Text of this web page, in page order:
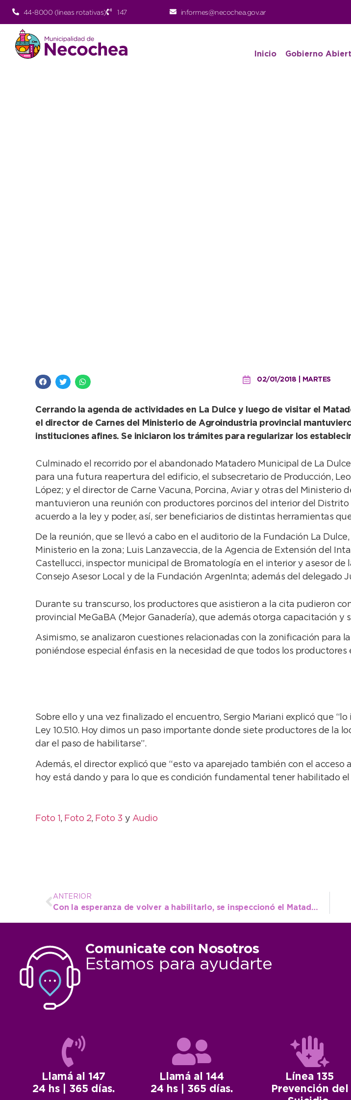
44-8000 (lineas rotativas) 147 informes@necochea.gov.ar
Inicio Gobierno
02/01/2018 | MARTES
Cerrando la agenda de actividades en La Dulce y luego de visitar el
el director de Carnes del Ministerio de Agroindustria provincial
instituciones afines. Se iniciaron los trámites para regularizar los
Culminado el recorrido por el abandonado Matadero Municipal de La
para una futura reapertura del edificio, el subsecretario de Producción,
López; y el director de Carne Vacuna, Porcina, Aviar y otras del Ministerio
mantuvieron una reunión con productores porcinos del interior del
acuerdo a la ley y poder, así, ser beneficiarios de distintas herramientas
De la reunión, que se llevó a cabo en el auditorio de la Fundación La
Ministerio en la zona; Luis Lanzaveccia, de la Agencia de Extensión del
Castellucci, inspector municipal de Bromatología en el interior y asesor de
Consejo Asesor Local y de la Fundación ArgenInta; además del delegado
Durante su transcurso, los productores que asistieron a la cita pudieron
provincial MeGaBA (Mejor Ganadería), que además otorga capacitación
Asimismo, se analizaron cuestiones relacionadas con la zonificación para
poniéndose especial énfasis en la necesidad de que todos los
Sobre ello y una vez finalizado el encuentro, Sergio Mariani explicó que
Ley 10.510. Hoy dimos un paso importante donde siete productores de la
dar el paso de habilitarse”.
Además, el director explicó que “esto va aparejado también con el
hoy está dando y para lo que es condición fundamental tener habilitado
Foto 1, Foto 2, Foto 3 y Audio
ANTERIOR
Con la esperanza de volver a habilitarlo, se inspeccionó el Matadero de La Dulce
Comunicate con Nosotros
Estamos para ayudarte
Llamá al 147
24 hs | 365 días.
Llamá al 144
24 hs | 365 días.
Línea 135
Prevención del